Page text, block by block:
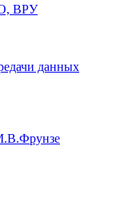
ВРУ
данных